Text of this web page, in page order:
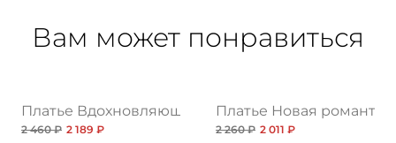
Вам может понравиться
Платье Вдохновляющая история, принт
2 460 ₽ 2 189 ₽
Платье Новая
2 260 ₽ 2 011 ₽